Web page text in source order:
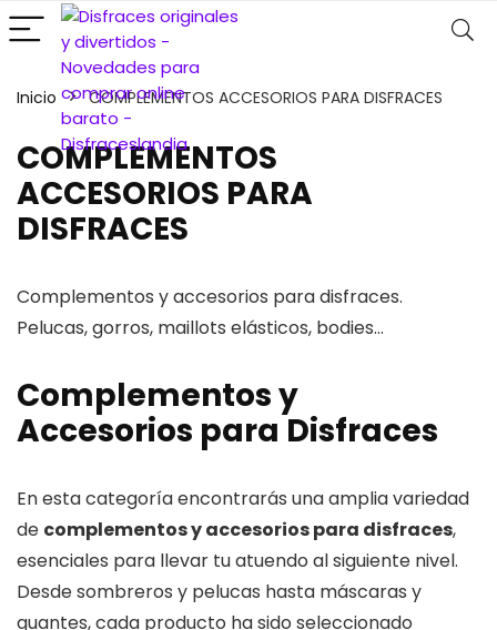
Inicio COMPLEMENTOS ACCESORIOS PARA DISFRACES
COMPLEMENTOS
ACCESORIOS PARA
DISFRACES
Complementos y accesorios para disfraces.
Pelucas, gorros, maillots elásticos, bodies…
Complementos y
Accesorios para Disfraces
En esta categoría encontrarás una amplia variedad
de complementos y accesorios para disfraces,
esenciales para llevar tu atuendo al siguiente nivel.
Desde sombreros y pelucas hasta máscaras y
guantes, cada producto ha sido seleccionado